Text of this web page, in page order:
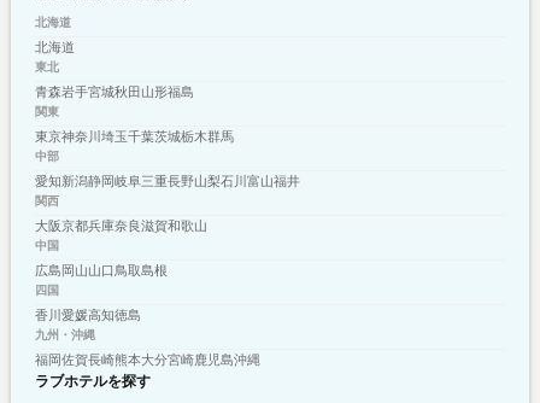
北海道
北海道
東北
青森岩手宮城秋田山形福島
関東
東京神奈川埼玉千葉茨城栃木群馬
中部
愛知新潟静岡岐阜三重長野山梨石川富山福井
関西
大阪京都兵庫奈良滋賀和歌山
中国
広島岡山山口 鳥取島根
四国
香川愛媛高知徳島
九州・沖縄
福岡佐賀長崎熊本大分宮崎鹿児島沖縄
ラブホテルを探す